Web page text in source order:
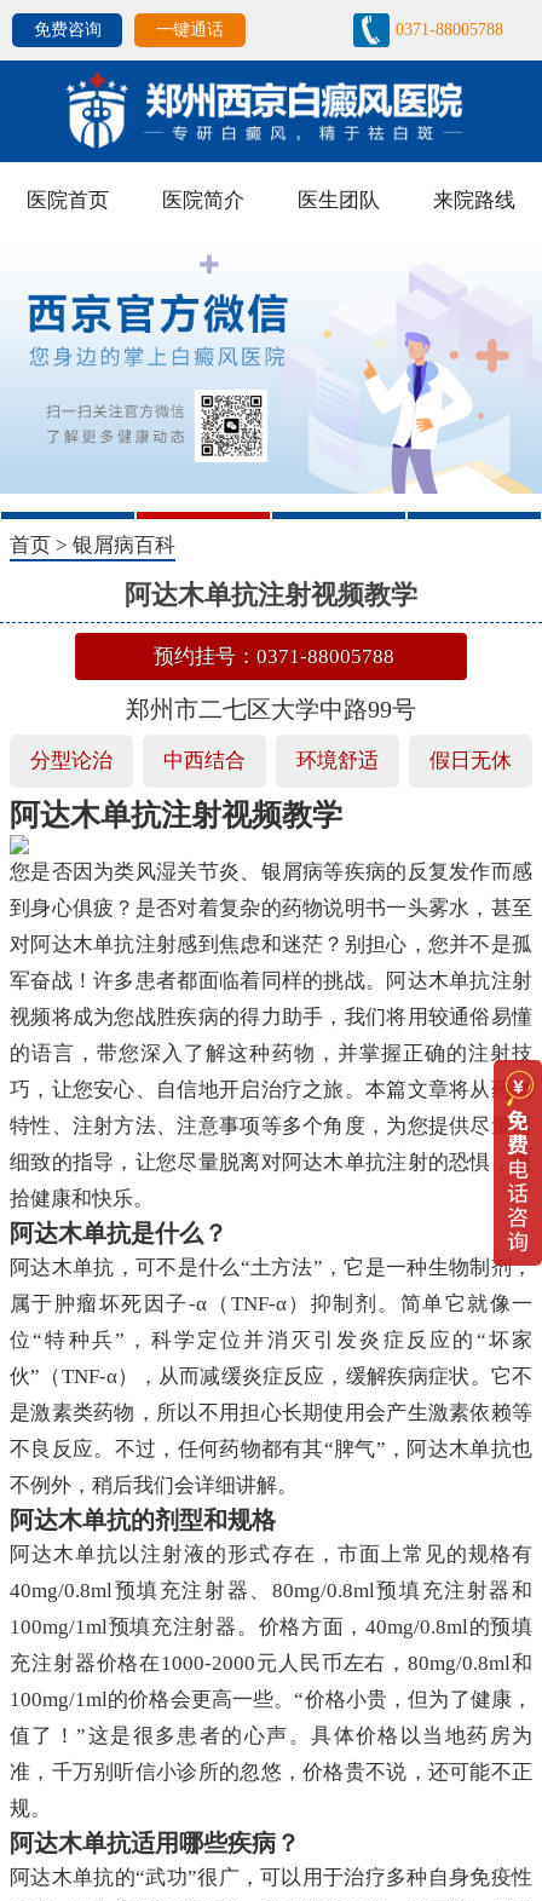
免费咨询 一键通话 0371-88005788
医院首页 医院简介 医生团队 来院路线
1 2 3 4
首页 > 银屑病百科
阿达木单抗注射视频教学
预约挂号：0371-88005788
郑州市二七区大学中路99号
分型论治 中西结合 环境舒适 假日无休
阿达木单抗注射视频教学
您是否因为类风湿关节炎、银屑病等疾病的反复发作而感
到身心俱疲？是否对着复杂的药物说明书一头雾水，甚至
对阿达木单抗注射感到焦虑和迷茫？别担心，您并不是孤
军奋战！许多患者都面临着同样的挑战。阿达木单抗注射
视频将成为您战胜疾病的得力助手，我们将用较通俗易懂
的语言，带您深入了解这种药物，并掌握正确的注射技
巧，让您安心、自信地开启治疗之旅。本篇文章将从药物
特性、注射方法、注意事项等多个角度，为您提供尽量而
细致的指导，让您尽量脱离对阿达木单抗注射的恐惧，重
拾健康和快乐。
阿达木单抗是什么？
阿达木单抗，可不是什么“土方法”，它是一种生物制剂，
属于肿瘤坏死因子-α（TNF-α）抑制剂。简单它就像一
位“特种兵”，科学定位并消灭引发炎症反应的“坏家
伙”（TNF-α），从而减缓炎症反应，缓解疾病症状。它不
是激素类药物，所以不用担心长期使用会产生激素依赖等
不良反应。不过，任何药物都有其“脾气”，阿达木单抗也
不例外，稍后我们会详细讲解。
阿达木单抗的剂型和规格
阿达木单抗以注射液的形式存在，市面上常见的规格有
40mg/0.8ml预填充注射器、80mg/0.8ml预填充注射器和
100mg/1ml预填充注射器。价格方面，40mg/0.8ml的预填
充注射器价格在1000-2000元人民币左右，80mg/0.8ml和
100mg/1ml的价格会更高一些。“价格小贵，但为了健康，
值了！”这是很多患者的心声。具体价格以当地药房为
准，千万别听信小诊所的忽悠，价格贵不说，还可能不正
规。
阿达木单抗适用哪些疾病？
阿达木单抗的“武功”很广，可以用于治疗多种自身免疫性